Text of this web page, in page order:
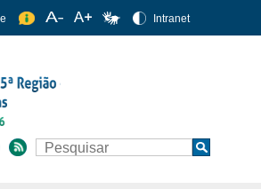
Intranet
Search